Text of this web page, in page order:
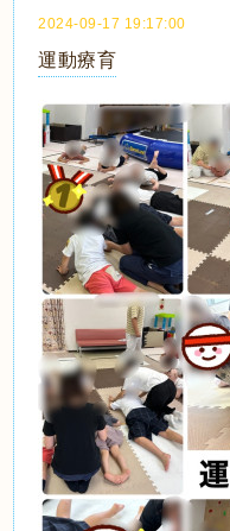
2024-09-17 19:17:00
運動療育